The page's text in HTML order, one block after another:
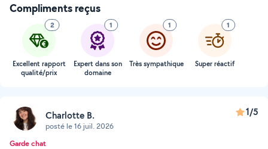
Compliments reçus
2
Excellent rapport
qualité/prix
1
Expert dans son
domaine
1
Très sympathique
1
Super réactif
Charlotte B.
posté le 16 juil. 2026
1/5
Garde chat